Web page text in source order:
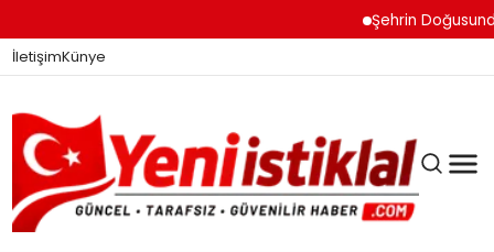
Şehrin
İletişimKünye